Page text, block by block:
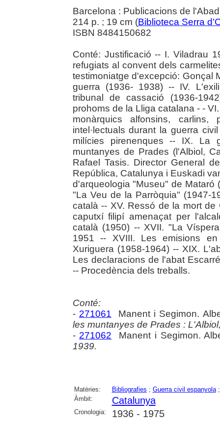
Barcelona : Publicacions de
214 p. ; 19 cm (Biblioteca Serra
ISBN 8484150682
Conté: Justificació -- I. Viladrau
refugiats al convent dels
testimoniatge d'excepció: Gonçal
guerra (1936- 1938) -- IV.
tribunal de cassació (1936-
prohoms de la Lliga catalana - -
monàrquics alfonsins,
intel·lectuals durant la guerra
milícies pirenenques -- IX. La
muntanyes de Prades (l'Albiol,
Rafael Tasis. Director General
República, Catalunya i Euskadi
d'arqueologia "Museu" de Mataró
"La Veu de la Parròquia" (1947-
català -- XV. Ressó de la mort
caputxí filipí amenaçat per
català (1950) -- XVII. "La
1951 -- XVIII. Les emisions
Xuriguera (1958-1964) -- XIX.
Les declaracions de l'abat
-- Procedència dels treballs.
Conté:
- 271061 Manent i Segimon.
les muntanyes de Prades :
- 271062 Manent i Segimon.
1939.
Matèries: Bibliografies ; Guerra civil espanyola
Àmbit:
Catalunya
Cronologia: 1936 - 1975